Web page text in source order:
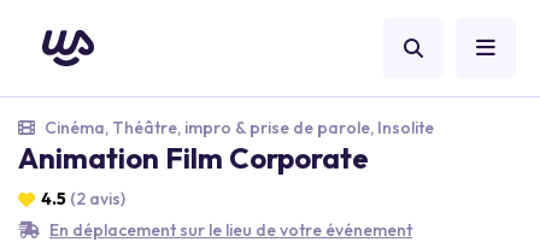
Cinéma, Théâtre, impro & prise de parole, Insolite
Animation Film Corporate
4.5 (2 avis)
En déplacement sur le lieu de votre événement